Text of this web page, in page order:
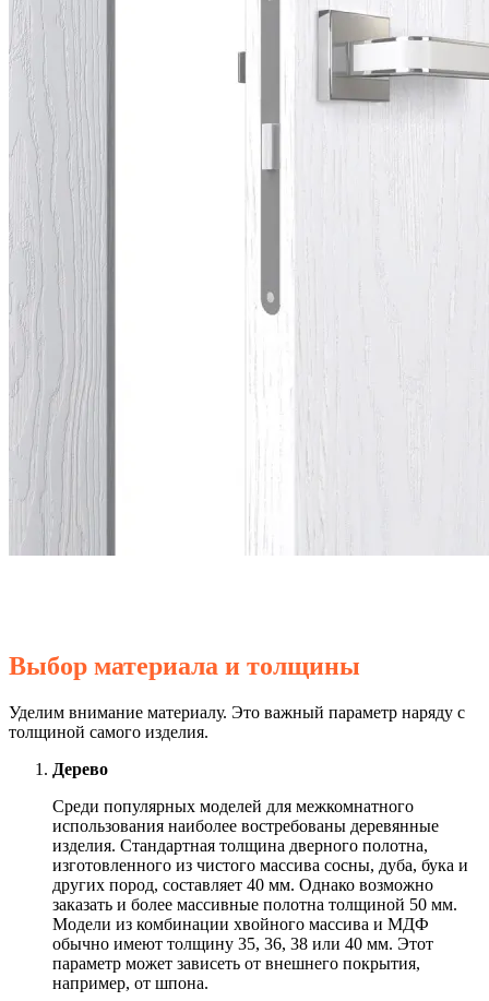
Выбор материала и толщины
Уделим внимание материалу. Это важный параметр наряду с
толщиной самого изделия.
Дерево
Среди популярных моделей для межкомнатного
использования наиболее востребованы деревянные
изделия. Стандартная толщина дверного полотна,
изготовленного из чистого массива сосны, дуба, бука и
других пород, составляет 40 мм. Однако возможно
заказать и более массивные полотна толщиной 50 мм.
Модели из комбинации хвойного массива и МДФ
обычно имеют толщину 35, 36, 38 или 40 мм. Этот
параметр может зависеть от внешнего покрытия,
например, от шпона.